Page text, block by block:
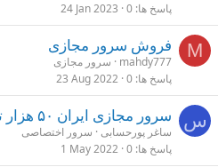
پاسخ ها 0
24 Jan 2023
M فروش سرور مجازی
mahdy777
سرور مجازی
پاسخ ها 0
23 Aug 2022
س سرور مجازی ایران ۵۰ هزار تومان
ساغر پورحسابی
سرور اختصاصی
پاسخ ها 0
1 May 2022